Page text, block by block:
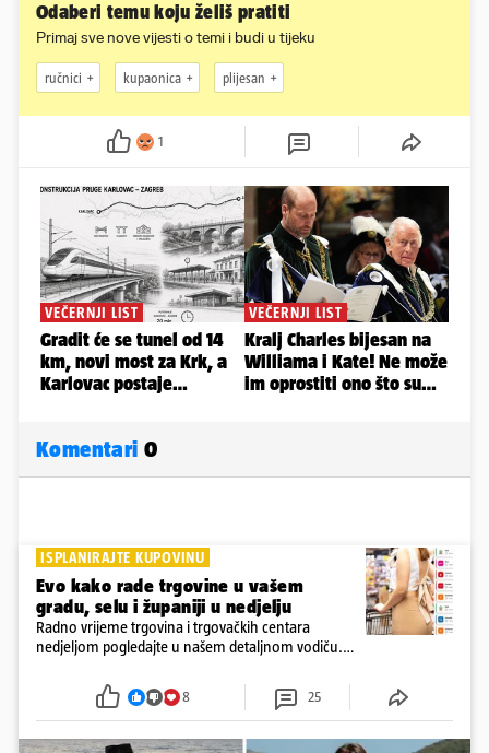
Odaberi temu koju želiš pratiti
Primaj sve nove vijesti o temi i budi u tijeku
ručnici kupaonica plijesan
1
Komentari 0
ISPLANIRAJTE KUPOVINU
Evo kako rade trgovine u vašem
gradu, selu i županiji u nedjelju
Radno vrijeme trgovina i trgovačkih centara
nedjeljom pogledajte u našem detaljnom vodiču.
i šoping centri sami biraju koje će to nedjelje biti
8 25